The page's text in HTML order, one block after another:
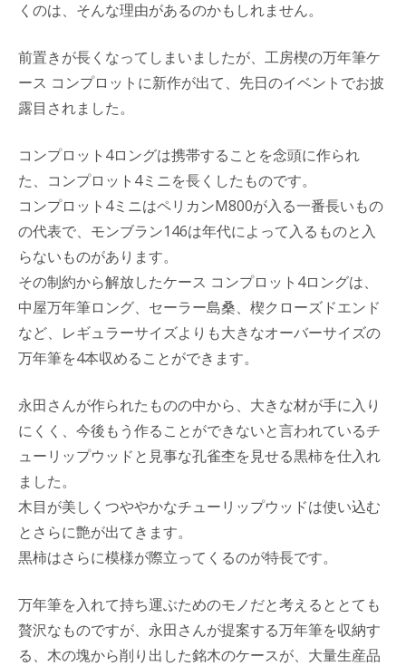
くのは、そんな理由があるのかもしれません。
前置きが長くなってしまいましたが、工房楔の万年筆ケ
ース コンプロットに新作が出て、先日のイベントでお披
露目されました。
コンプロット4ロングは携帯することを念頭に作られ
た、コンプロット4ミニを長くしたものです。
コンプロット4ミニはペリカンM800が入る一番長いもの
の代表で、モンブラン146は年代によって入るものと入
らないものがあります。
その制約から解放したケース コンプロット4ロングは、
中屋万年筆ロング、セーラー島桑、楔クローズドエンド
など、レギュラーサイズよりも大きなオーバーサイズの
万年筆を4本収めることができます。
永田さんが作られたものの中から、大きな材が手に入り
にくく、今後もう作ることができないと言われているチ
ューリップウッドと見事な孔雀杢を見せる黒柿を仕入れ
ました。
木目が美しくつややかなチューリップウッドは使い込む
とさらに艶が出てきます。
黒柿はさらに模様が際立ってくるのが特長です。
万年筆を入れて持ち運ぶためのモノだと考えるととても
贅沢なものですが、永田さんが提案する万年筆を収納す
る、木の塊から削り出した銘木のケースが、大量生産品